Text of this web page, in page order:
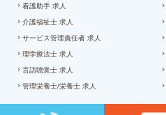
看護助手 求人
介護福祉士 求人
サービス管理責任者 求人
理学療法士 求人
言語聴覚士 求人
管理栄養士/栄養士 求人